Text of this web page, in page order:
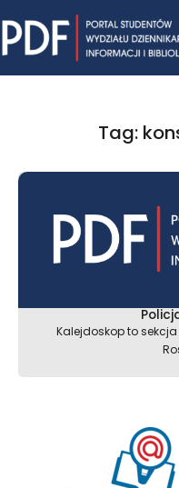
to
content
Tag:
Kalejdoskop to